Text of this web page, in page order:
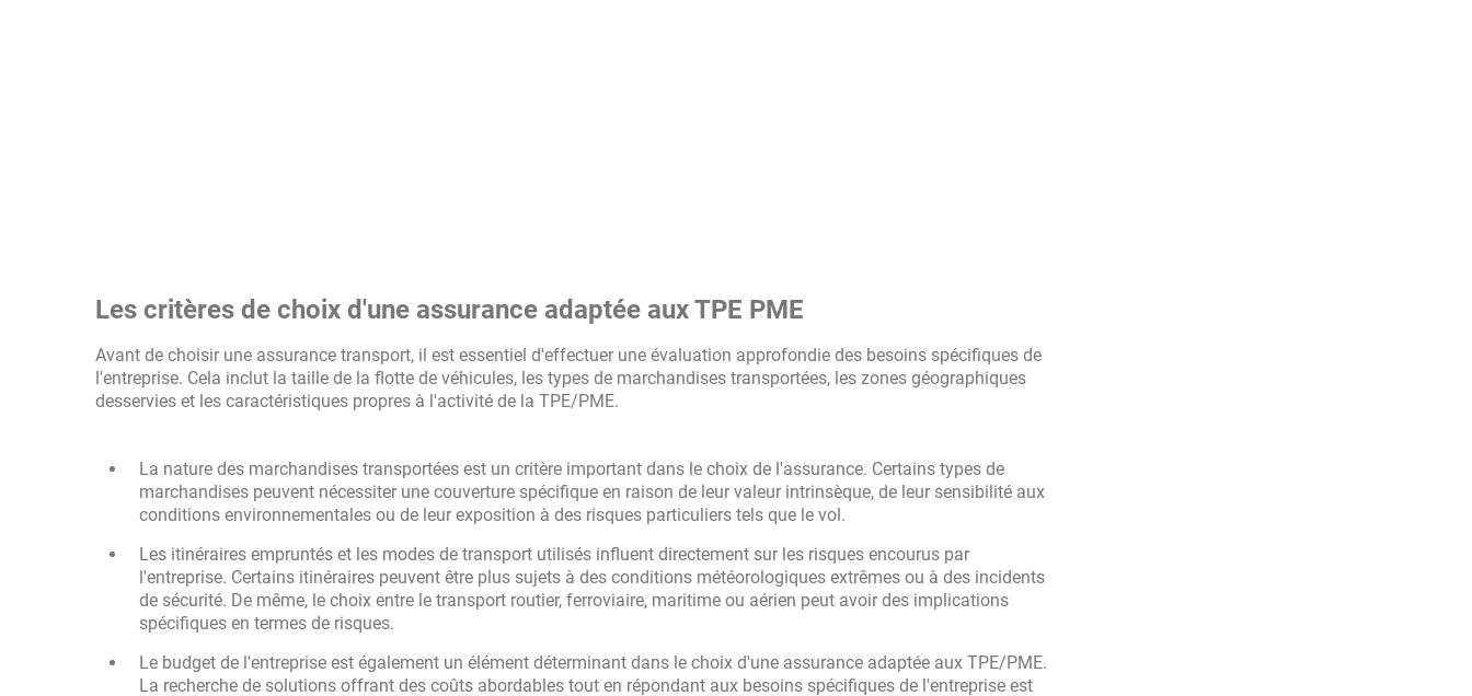
Les critères de choix d'une assurance adaptée aux TPE PME
Avant de choisir une assurance transport, il est essentiel d'effectuer une évaluation approfondie des besoins spécifiques de
l'entreprise. Cela inclut la taille de la flotte de véhicules, les types de marchandises transportées, les zones géographiques
desservies et les caractéristiques propres à l'activité de la TPE/PME.
La nature des marchandises transportées est un critère important dans le choix de l'assurance. Certains types de
marchandises peuvent nécessiter une couverture spécifique en raison de leur valeur intrinsèque, de leur sensibilité aux
conditions environnementales ou de leur exposition à des risques particuliers tels que le vol.
Les itinéraires empruntés et les modes de transport utilisés influent directement sur les risques encourus par
l'entreprise. Certains itinéraires peuvent être plus sujets à des conditions météorologiques extrêmes ou à des incidents
de sécurité. De même, le choix entre le transport routier, ferroviaire, maritime ou aérien peut avoir des implications
spécifiques en termes de risques.
Le budget de l'entreprise est également un élément déterminant dans le choix d'une assurance adaptée aux TPE/PME.
La recherche de solutions offrant des coûts abordables tout en répondant aux besoins spécifiques de l'entreprise est